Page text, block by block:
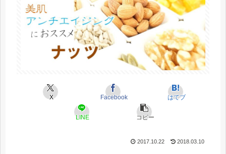
X Facebook はてブ
LINE コピー
2017.10.22 2018.03.10